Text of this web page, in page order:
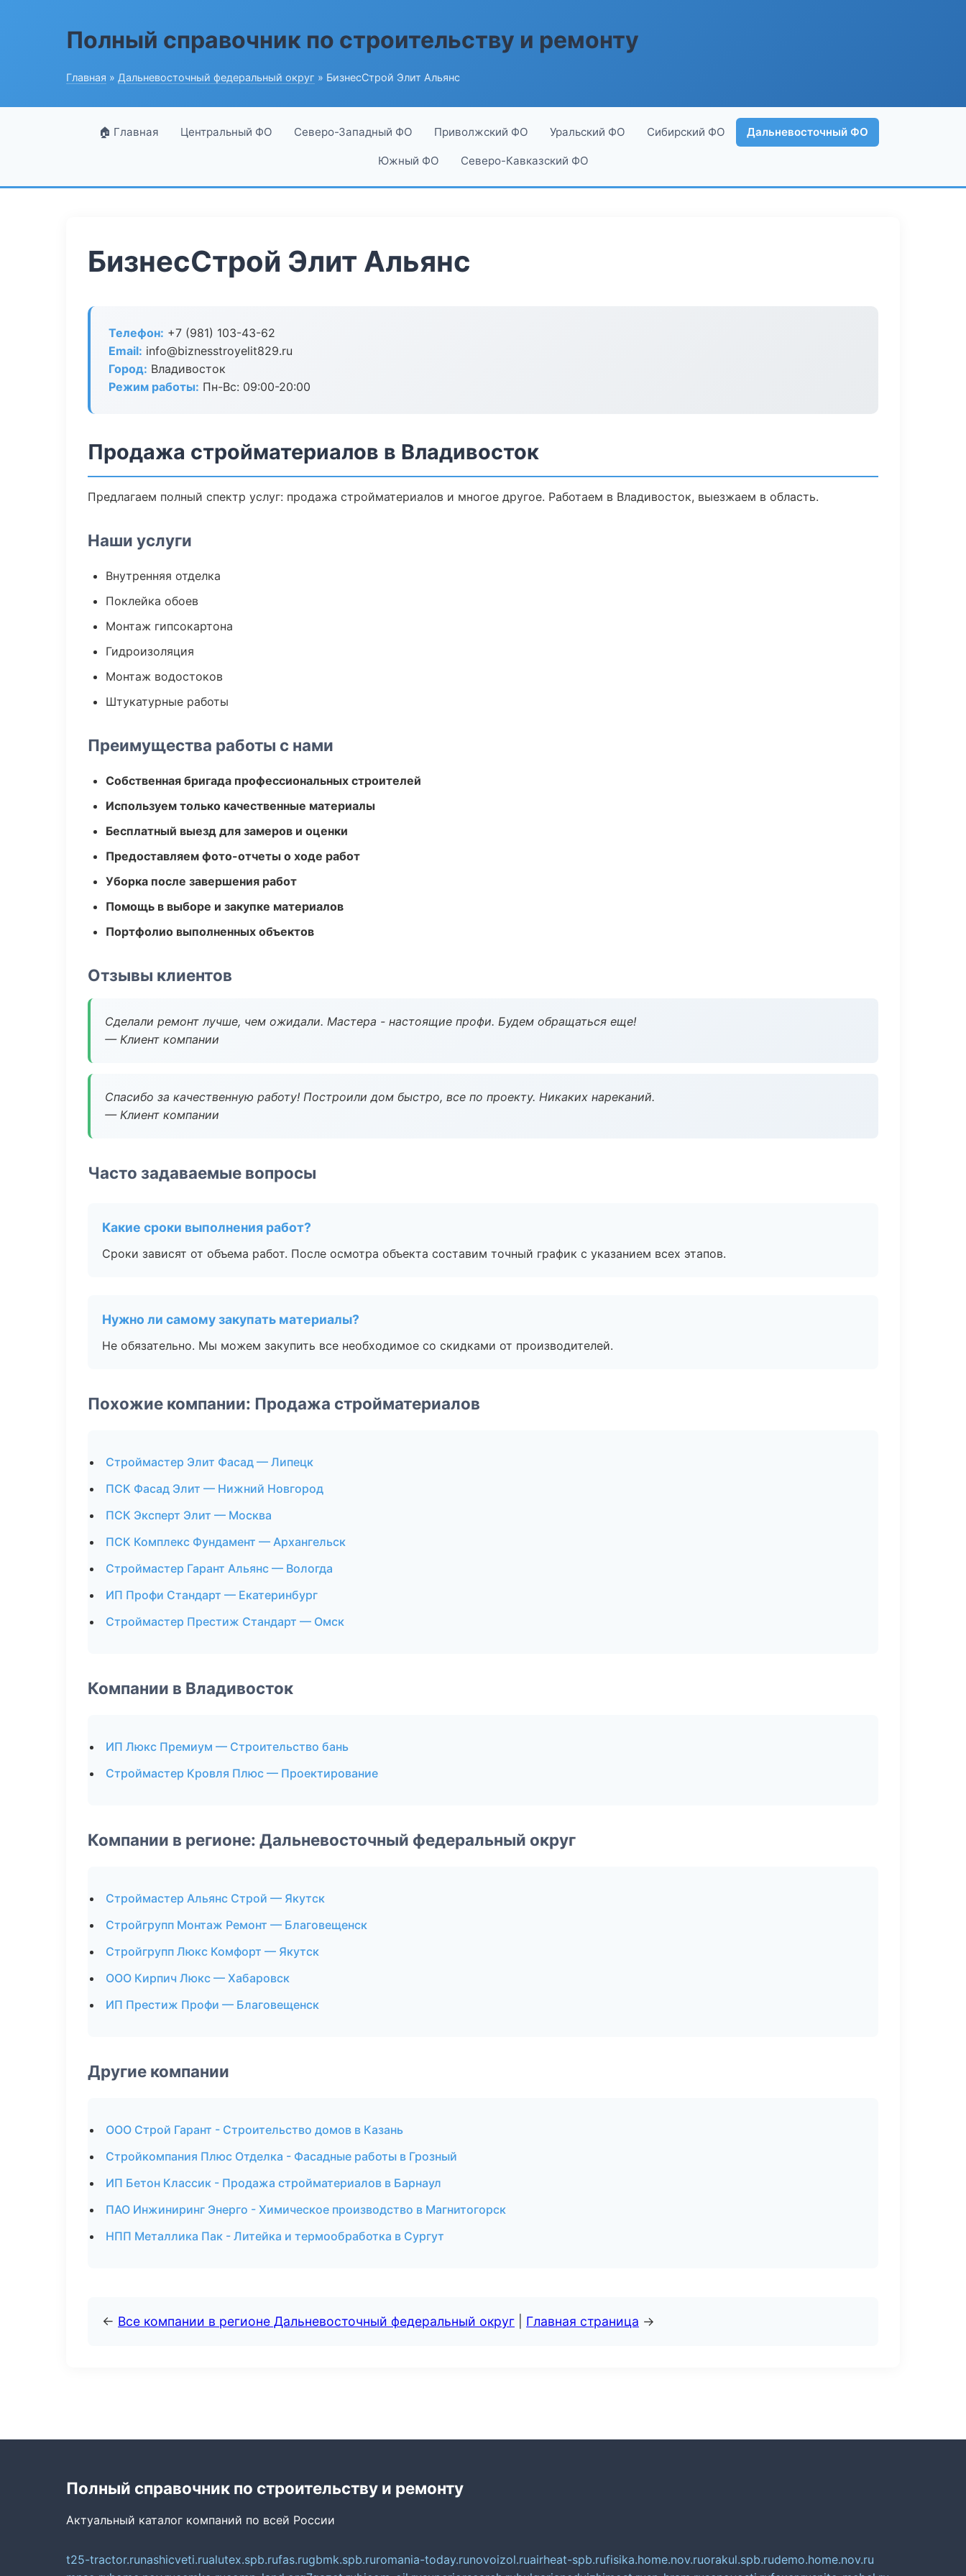
Полный справочник по строительству и ремонту
Главная » Дальневосточный федеральный округ » БизнесСтрой Элит Альянс
🏠 Главная Центральный ФО Северо-Западный ФО Приволжский ФО Уральский ФО Сибирский ФО Дальневосточный ФО
Южный ФО Северо-Кавказский ФО
БизнесСтрой Элит Альянс
Телефон: +7 (981) 103-43-62
Email: info@biznesstroyelit829.ru
Город: Владивосток
Режим работы: Пн-Вс: 09:00-20:00
Продажа стройматериалов в Владивосток
Предлагаем полный спектр услуг: продажа стройматериалов и многое другое. Работаем в Владивосток, выезжаем в область.
Наши услуги
Внутренняя отделка
Поклейка обоев
Монтаж гипсокартона
Гидроизоляция
Монтаж водостоков
Штукатурные работы
Преимущества работы с нами
Собственная бригада профессиональных строителей
Используем только качественные материалы
Бесплатный выезд для замеров и оценки
Предоставляем фото-отчеты о ходе работ
Уборка после завершения работ
Помощь в выборе и закупке материалов
Портфолио выполненных объектов
Отзывы клиентов
Сделали ремонт лучше, чем ожидали. Мастера - настоящие профи. Будем обращаться еще!
— Клиент компании
Спасибо за качественную работу! Построили дом быстро, все по проекту. Никаких нареканий.
— Клиент компании
Часто задаваемые вопросы
Какие сроки выполнения работ?
Сроки зависят от объема работ. После осмотра объекта составим точный график с указанием всех этапов.
Нужно ли самому закупать материалы?
Не обязательно. Мы можем закупить все необходимое со скидками от производителей.
Похожие компании: Продажа стройматериалов
Строймастер Элит Фасад — Липецк
ПСК Фасад Элит — Нижний Новгород
ПСК Эксперт Элит — Москва
ПСК Комплекс Фундамент — Архангельск
Строймастер Гарант Альянс — Вологда
ИП Профи Стандарт — Екатеринбург
Строймастер Престиж Стандарт — Омск
Компании в Владивосток
ИП Люкс Премиум — Строительство бань
Строймастер Кровля Плюс — Проектирование
Компании в регионе: Дальневосточный федеральный округ
Строймастер Альянс Строй — Якутск
Стройгрупп Монтаж Ремонт — Благовещенск
Стройгрупп Люкс Комфорт — Якутск
ООО Кирпич Люкс — Хабаровск
ИП Престиж Профи — Благовещенск
Другие компании
ООО Строй Гарант - Строительство домов в Казань
Стройкомпания Плюс Отделка - Фасадные работы в Грозный
ИП Бетон Классик - Продажа стройматериалов в Барнаул
ПАО Инжиниринг Энерго - Химическое производство в Магнитогорск
НПП Металлика Пак - Литейка и термообработка в Сургут
← Все компании в регионе Дальневосточный федеральный округ Главная страница →
Полный справочник по строительству и ремонту
Актуальный каталог компаний по всей России
t25-tractor.runashicveti.rualutex.spb.rufas.rugbmk.spb.ruromania-today.runovoizol.ruairheat-spb.rufisika.home.nov.ruorakul.spb.rudemo.home.nov.ru